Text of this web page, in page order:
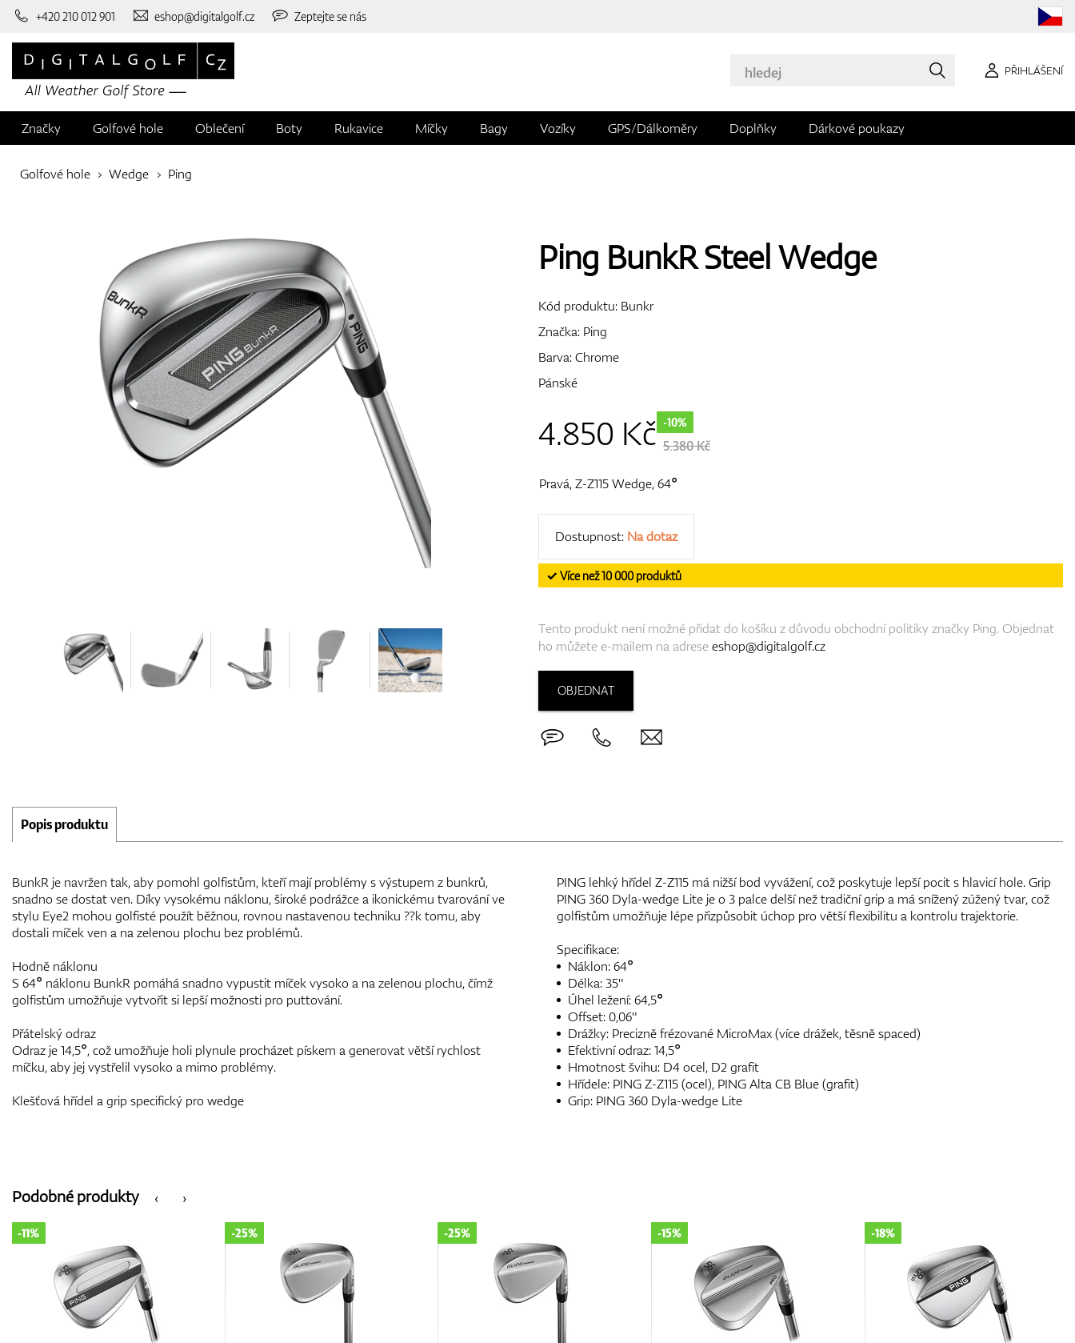
+420 210 012 901 eshop@digitalgolf.cz Zeptejte se nás
PŘIHLÁŠENÍ
Značky Golfové hole Oblečení Boty Rukavice Míčky Bagy Vozíky GPS/Dálkoměry Doplňky Dárkové poukazy
Golfové hole Wedge Ping
Ping BunkR Steel Wedge
Kód produktu: Bunkr
Značka: Ping
Barva: Chrome
Pánské
4.850 Kč -10%
5.380 Kč
Pravá, Z-Z115 Wedge, 64°
Dostupnost: Na dotaz
✓ Více než 10 000 produktů
Tento produkt není možné přidat do košíku z důvodu obchodní politiky značky Ping. Objednat
ho můžete e-mailem na adreseeshop@digitalgolf.cz
OBJEDNAT
Popis produktu
BunkR je navržen tak, aby pomohl golfistům, kteří mají problémy s výstupem z bunkrů,
snadno se dostat ven. Díky vysokému náklonu, široké podrážce a ikonickému tvarování ve
stylu Eye2 mohou golfisté použít běžnou, rovnou nastavenou techniku ??k tomu, aby
dostali míček ven a na zelenou plochu bez problémů.
Hodně náklonu
S 64° náklonu BunkR pomáhá snadno vypustit míček vysoko a na zelenou plochu, čímž
golfistům umožňuje vytvořit si lepší možnosti pro puttování.
Přátelský odraz
Odraz je 14,5°, což umožňuje holi plynule procházet pískem a generovat větší rychlost
míčku, aby jej vystřelil vysoko a mimo problémy.
Klešťová hřídel a grip specifický pro wedge
PING lehký hřídel Z-Z115 má nižší bod vyvážení, což poskytuje lepší pocit s hlavicí hole. Grip
PING 360 Dyla-wedge Lite je o 3 palce delší než tradiční grip a má snížený zúžený tvar, což
golfistům umožňuje lépe přizpůsobit úchop pro větší flexibilitu a kontrolu trajektorie.
Specifikace:
Náklon: 64°
Délka: 35"
Úhel ležení: 64,5°
Offset: 0,06"
Drážky: Precizně frézované MicroMax (více drážek, těsně spaced)
Efektivní odraz: 14,5°
Hmotnost švihu: D4 ocel, D2 grafit
Hřídele: PING Z-Z115 (ocel), PING Alta CB Blue (grafit)
Grip: PING 360 Dyla-wedge Lite
‹
Podobné produkty ›
-11% -25% -25% -15% -18%